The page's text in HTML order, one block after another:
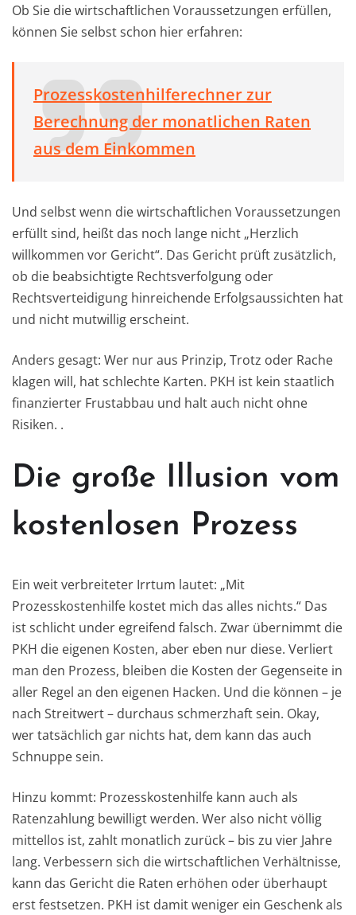
Ob Sie die wirtschaftlichen Voraussetzungen erfüllen,
können Sie selbst schon hier erfahren:
Prozesskostenhilferechner zur
Berechnung der monatlichen Raten
aus dem Einkommen
Und selbst wenn die wirtschaftlichen Voraussetzungen
erfüllt sind, heißt das noch lange nicht „Herzlich
willkommen vor Gericht“. Das Gericht prüft zusätzlich,
ob die beabsichtigte Rechtsverfolgung oder
Rechtsverteidigung hinreichende Erfolgsaussichten hat
und nicht mutwillig erscheint.
Anders gesagt: Wer nur aus Prinzip, Trotz oder Rache
klagen will, hat schlechte Karten. PKH ist kein staatlich
finanzierter Frustabbau und halt auch nicht ohne
Risiken. .
Die große Illusion vom
kostenlosen Prozess
Ein weit verbreiteter Irrtum lautet: „Mit
Prozesskostenhilfe kostet mich das alles nichts.“ Das
ist schlicht under egreifend falsch. Zwar übernimmt die
PKH die eigenen Kosten, aber eben nur diese. Verliert
man den Prozess, bleiben die Kosten der Gegenseite in
aller Regel an den eigenen Hacken. Und die können – je
nach Streitwert – durchaus schmerzhaft sein. Okay,
wer tatsächlich gar nichts hat, dem kann das auch
Schnuppe sein.
Hinzu kommt: Prozesskostenhilfe kann auch als
Ratenzahlung bewilligt werden. Wer also nicht völlig
mittellos ist, zahlt monatlich zurück – bis zu vier Jahre
lang. Verbessern sich die wirtschaftlichen Verhältnisse,
kann das Gericht die Raten erhöhen oder überhaupt
erst festsetzen. PKH ist damit weniger ein Geschenk als